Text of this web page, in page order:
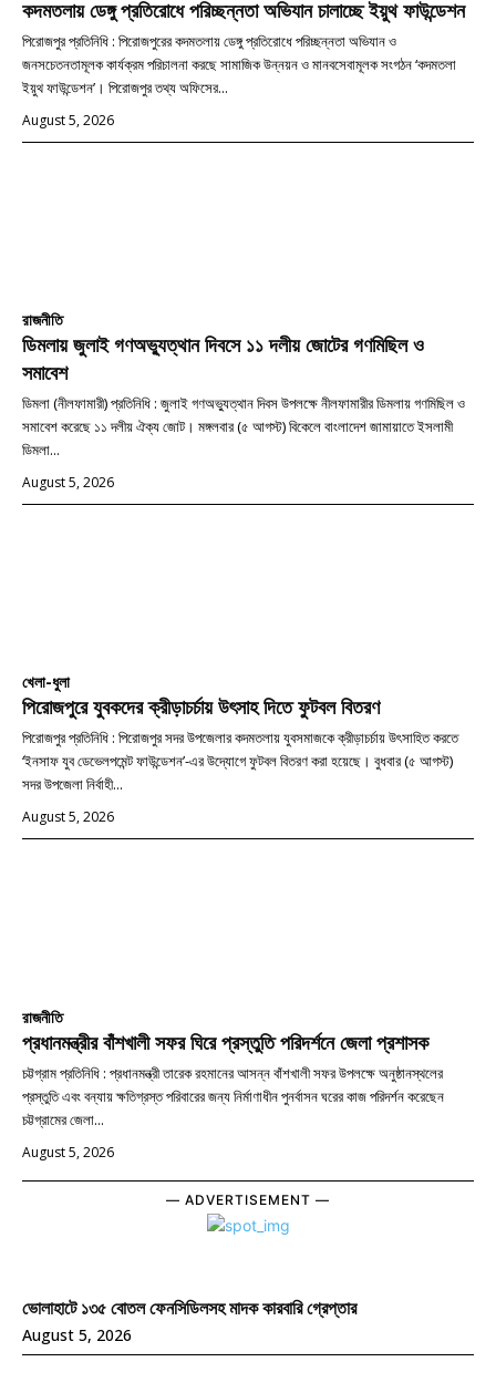
কদমতলায় ডেঙ্গু প্রতিরোধে পরিচ্ছন্নতা অভিযান চালাচ্ছে ইয়ুথ ফাউন্ডেশন
পিরোজপুর প্রতিনিধি : পিরোজপুরের কদমতলায় ডেঙ্গু প্রতিরোধে পরিচ্ছন্নতা অভিযান ও
জনসচেতনতামূলক কার্যক্রম পরিচালনা করছে সামাজিক উন্নয়ন ও মানবসেবামূলক সংগঠন ‘কদমতলা
ইয়ুথ ফাউন্ডেশন’। পিরোজপুর তথ্য অফিসের...
August 5, 2026
রাজনীতি
ডিমলায় জুলাই গণঅভ্যুত্থান দিবসে ১১ দলীয় জোটের গণমিছিল ও
সমাবেশ
ডিমলা (নীলফামারী) প্রতিনিধি : জুলাই গণঅভ্যুত্থান দিবস উপলক্ষে নীলফামারীর ডিমলায় গণমিছিল ও
সমাবেশ করেছে ১১ দলীয় ঐক্য জোট। মঙ্গলবার (৫ আগস্ট) বিকেলে বাংলাদেশ জামায়াতে ইসলামী
ডিমলা...
August 5, 2026
খেলা-ধুলা
পিরোজপুরে যুবকদের ক্রীড়াচর্চায় উৎসাহ দিতে ফুটবল বিতরণ
পিরোজপুর প্রতিনিধি : পিরোজপুর সদর উপজেলার কদমতলায় যুবসমাজকে ক্রীড়াচর্চায় উৎসাহিত করতে
‘ইনসাফ যুব ডেভেলপমেন্ট ফাউন্ডেশন’-এর উদ্যোগে ফুটবল বিতরণ করা হয়েছে। বুধবার (৫ আগস্ট)
সদর উপজেলা নির্বাহী...
August 5, 2026
রাজনীতি
প্রধানমন্ত্রীর বাঁশখালী সফর ঘিরে প্রস্তুতি পরিদর্শনে জেলা প্রশাসক
চট্টগ্রাম প্রতিনিধি : প্রধানমন্ত্রী তারেক রহমানের আসন্ন বাঁশখালী সফর উপলক্ষে অনুষ্ঠানস্থলের
প্রস্তুতি এবং বন্যায় ক্ষতিগ্রস্ত পরিবারের জন্য নির্মাণাধীন পুনর্বাসন ঘরের কাজ পরিদর্শন করেছেন
চট্টগ্রামের জেলা...
August 5, 2026
― ADVERTISEMENT ―
ভোলাহাটে ১৩৫ বোতল ফেনসিডিলসহ মাদক কারবারি গ্রেপ্তার
August 5, 2026